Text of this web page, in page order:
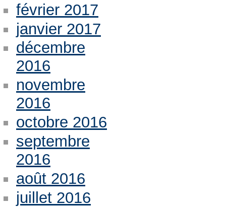
février 2017
janvier 2017
décembre
2016
novembre
2016
octobre 2016
septembre
2016
août 2016
juillet 2016